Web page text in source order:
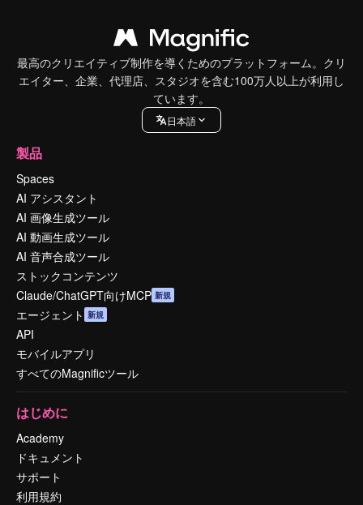
最高のクリエイティブ制作を導くためのプラットフォーム。クリ
エイター、企業、代理店、スタジオを含む100万人以上が利用し
ています。
日本語
製品
Spaces
AI アシスタント
AI 画像生成ツール
AI 動画生成ツール
AI 音声合成ツール
ストックコンテンツ
Claude/ChatGPT向けMCP 新規
エージェント 新規
API
モバイルアプリ
すべてのMagnificツール
はじめに
Academy
ドキュメント
サポート
利用規約